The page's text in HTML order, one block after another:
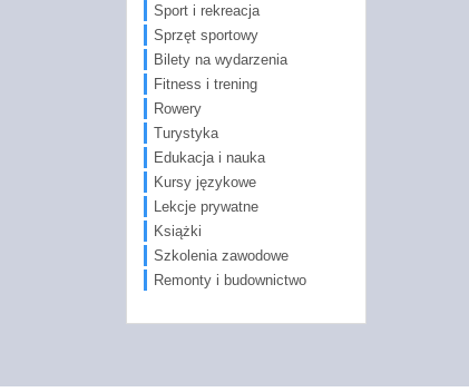
Sport i rekreacja
Sprzęt sportowy
Bilety na wydarzenia
Fitness i trening
Rowery
Turystyka
Edukacja i nauka
Kursy językowe
Lekcje prywatne
Książki
Szkolenia zawodowe
Remonty i budownictwo